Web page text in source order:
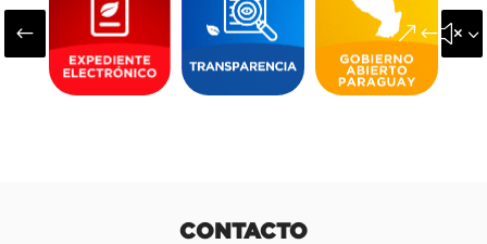
#
CONTACTO